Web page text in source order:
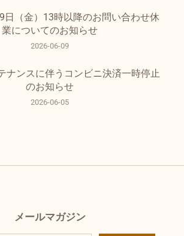
日（金）13時以降のお問い合わせ休
業についてのお知らせ
2026-06-09
ナンスに伴うコンビニ決済一時停止
のお知らせ
2026-06-05
メールマガジン